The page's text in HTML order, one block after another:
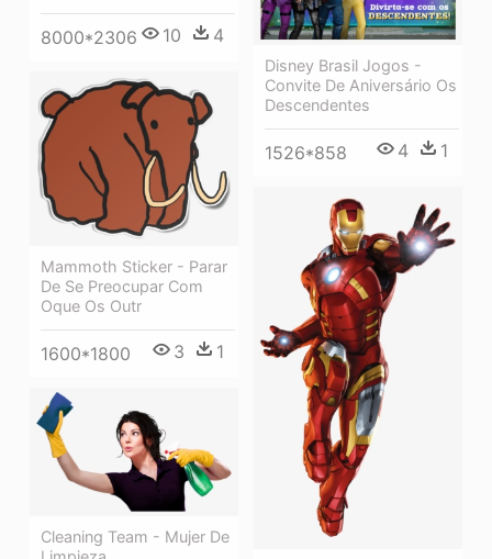
8000*2306 10 4
Disney Brasil Jogos -
Convite De Aniversário Os
Descendentes
1526*858 4 1
Mammoth Sticker - Parar
De Se Preocupar Com
Oque Os Outr
1600*1800 3 1
Cleaning Team - Mujer De